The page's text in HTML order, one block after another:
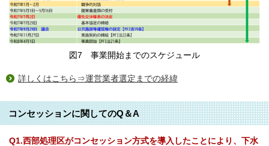
図7 事業開始までのスケジュール
詳しくはこちら⇒運営業者選定までの経緯
コンセッションに関してのQ＆A
Q1.西部処理区がコンセッション方式を導入したことにより、下水